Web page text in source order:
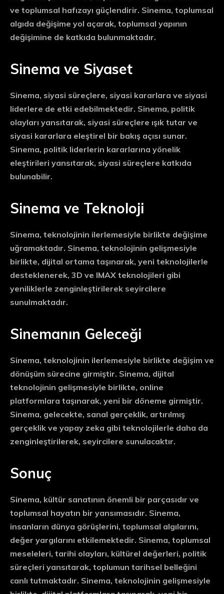
ve toplumsal hafızayı güçlendirir. Sinema, toplumsal
algıda değişime yol açarak, toplumsal yapının
değişimine de katkıda bulunmaktadır.
Sinema ve Siyaset
Sinema, siyasi süreçlere, siyasi kararlara ve siyasi
liderlere de etki edebilmektedir. Sinema, politik
olayları yansıtarak, siyasi süreçlere ışık tutar ve
siyasi kararlara eleştirel bir bakış açısı sunar.
Sinema, politik liderlerin kararlarına yönelik
eleştirileri yansıtarak, siyasi süreçlere katkıda
bulunabilir.
Sinema ve Teknoloji
Sinema, teknolojinin ilerlemesiyle birlikte değişime
uğramaktadır. Sinema, teknolojinin gelişmesiyle
birlikte, dijital ortama taşınarak, yeni teknolojilerle
desteklenerek, 3D ve IMAX teknolojileri gibi
yeniliklerle zenginleştirilerek seyircilere
sunulmaktadır.
Sinemanın Geleceği
Sinema, teknolojinin ilerlemesiyle birlikte değişim ve
dönüşüm sürecine girmiştir. Sinema, dijital
teknolojinin gelişmesiyle birlikte, online
platformlara taşınarak, yeni bir döneme girmiştir.
Sinema, gelecekte, sanal gerçeklik, artırılmış
gerçeklik ve yapay zeka gibi teknolojilerle daha da
zenginleştirilerek, seyircilere sunulacaktır.
Sonuç
Sinema, kültür sanatının önemli bir parçasıdır ve
toplumsal hayatın bir yansımasıdır. Sinema,
insanların dünya görüşlerini, toplumsal algılarını,
değer yargılarını etkilemektedir. Sinema, toplumsal
meseleleri, tarihi olayları, kültürel değerleri, politik
süreçleri yansıtarak, toplumun tarihsel belleğini
canlı tutmaktadır. Sinema, teknolojinin gelişmesiyle